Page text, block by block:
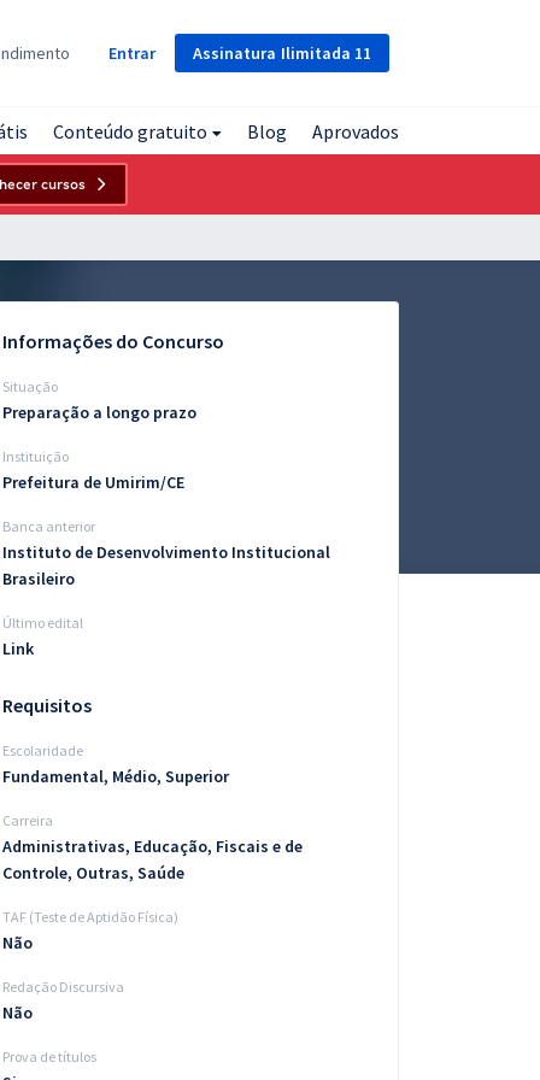
Assinatura Ilimitada 11
Entrar
Conteúdo gratuito Blog Aprovados
cursos
Informações do Concurso
Situação
Preparação a longo prazo
Instituição
Prefeitura de Umirim/CE
Banca anterior
Instituto de Desenvolvimento Institucional
Brasileiro
Último edital
Link
Requisitos
Escolaridade
Fundamental, Médio, Superior
Carreira
Administrativas, Educação, Fiscais e de
Controle, Outras, Saúde
TAF (Teste de Aptidão Física)
Não
Redação Discursiva
Não
Prova de títulos